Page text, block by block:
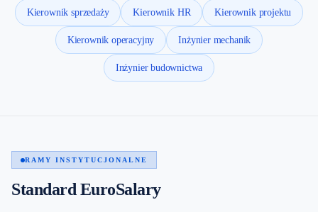
Kierownik sprzedaży Kierownik HR Kierownik projektu
Kierownik operacyjny Inżynier mechanik
Inżynier budownictwa
RAMY INSTYTUCJONALNE
Standard EuroSalary